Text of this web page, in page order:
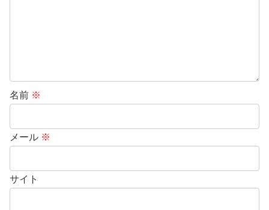
名前 ※
メール ※
サイト